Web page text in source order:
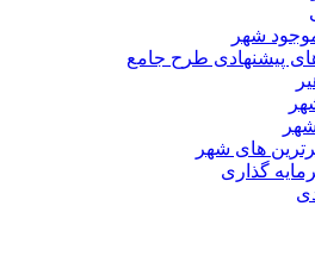
شهر
پیشنهادی طرح جامع
های شهر
گذاری